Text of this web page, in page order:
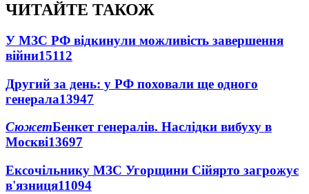
ЧИТАЙТЕ ТАКОЖ
У МЗС РФ відкинули можливість завершення
війни15112
Другий за день: у РФ поховали ще одного
генерала13947
СюжетБенкет генералів. Наслідки вибуху в
Москві13697
Ексочільнику МЗС Угорщини Сійярто загрожує
в'язниця11094